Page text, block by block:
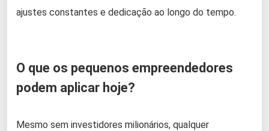
ajustes constantes e dedicação ao longo do tempo.
O que os pequenos empreendedores
podem aplicar hoje?
Mesmo sem investidores milionários, qualquer